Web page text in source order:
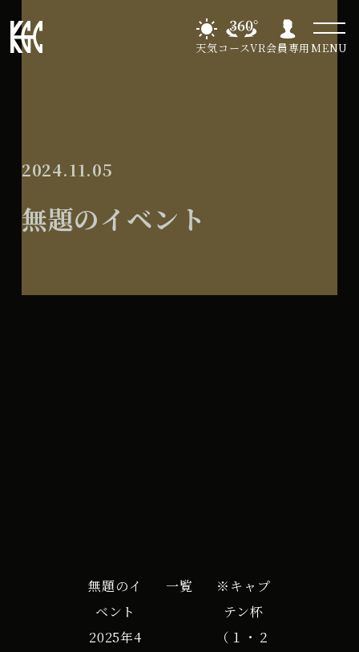
天気コースVR会員専用MENU
2024.11.05
無題のイベント
無題のイ
ベント
2025年4
一覧
※キャプ
テン杯
（１・２